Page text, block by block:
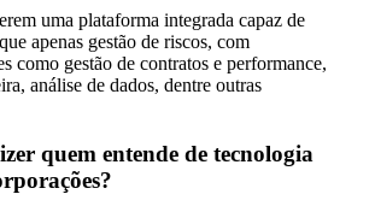
uma plataforma integrada capaz de
apenas gestão de riscos, com
como gestão de contratos e performance,
análise de dados, dentre outras
quem entende de tecnologia